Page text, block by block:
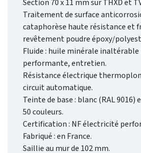
Section 70 x 11 mm sur THXD et
Traitement de surface
cataphorèse haute résistance et
revêtement poudre époxy/
Fluide : huile minérale inaltérable
performante, entretien.
Résistance électrique
circuit automatique.
Teinte de base : blanc (RAL 9016)
50 couleurs.
Certification : NF électricité
Fabriqué : en France.
Saillie au mur de 102 mm.